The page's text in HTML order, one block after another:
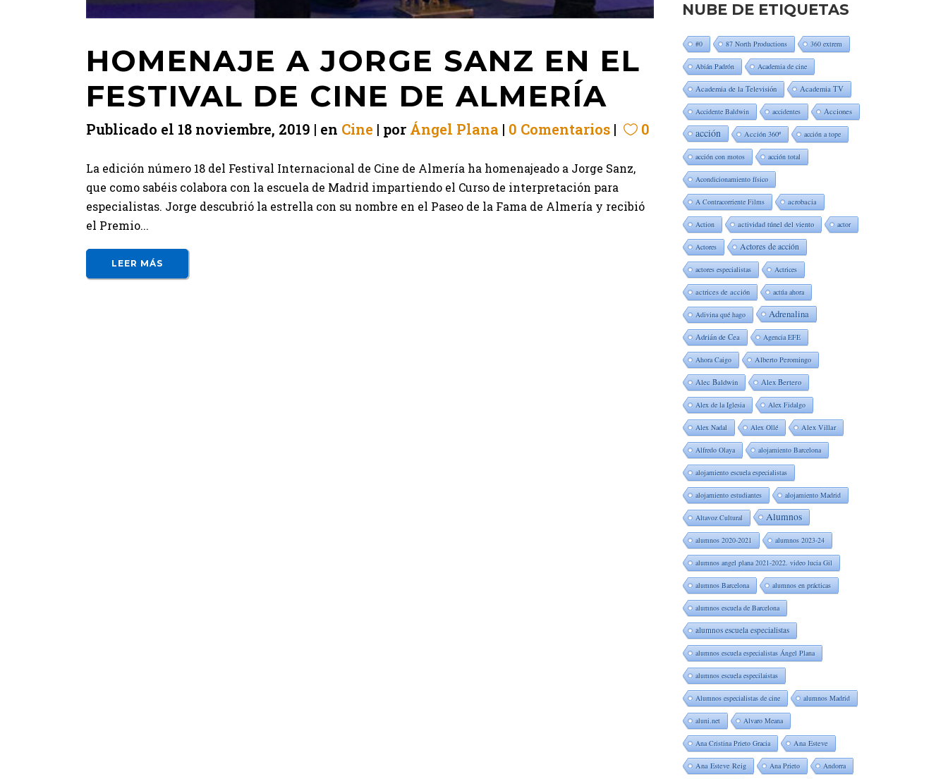
HOMENAJE A JORGE SANZ EN EL
FESTIVAL DE CINE DE ALMERÍA
Publicado el 18 noviembre, 2019 en Cine por Ángel Plana 0 Comentarios 0
La edición número 18 del Festival Internacional de Cine de Almería ha homenajeado a Jorge Sanz,
que como sabéis colabora con la escuela de Madrid impartiendo el Curso de interpretación para
especialistas. Jorge descubrió la estrella con su nombre en el Paseo de la Fama de Almería y recibió
el Premio...
LEER MÁS
NUBE DE ETIQUETAS
#0 87 North Productions 360 extrem
Abián Padrón Academia de cine
Academia de la Televisión Academia TV
Accidente Baldwin accidentes Acciones
acción Acción 360º acción a tope
acción con motos acción total
Acondicionamiento físico
A Contracorriente Films acrobacia
Action actividad túnel del viento actor
Actores Actores de acción
actores especialistas Actrices
actrices de acción actúa ahora
Adivina qué hago Adrenalina
Adrián de Cea Agencia EFE
Ahora Caigo Alberto Peromingo
Alec Baldwin Alex Bertero
Alex de la Iglesia Alex Fidalgo
Alex Nadal Alex Ollé Alex Villar
Alfredo Olaya alojamiento Barcelona
alojamiento escuela especialistas
alojamiento estudiantes alojamiento Madrid
Altavoz Cultural Alumnos
alumnos 2020-2021 alumnos 2023-24
alumnos angel plana 2021-2022. video lucia Gil
alumnos Barcelona alumnos en prácticas
alumnos escuela de Barcelona
alumnos escuela especialistas
alumnos escuela especialistas Ángel Plana
alumnos escuela especilaistas
Alumnos especialistas de cine alumnos Madrid
aluni.net Alvaro Meana
Ana Cristina Prieto Gracia Ana Esteve
Ana Esteve Reig Ana Prieto Andorra